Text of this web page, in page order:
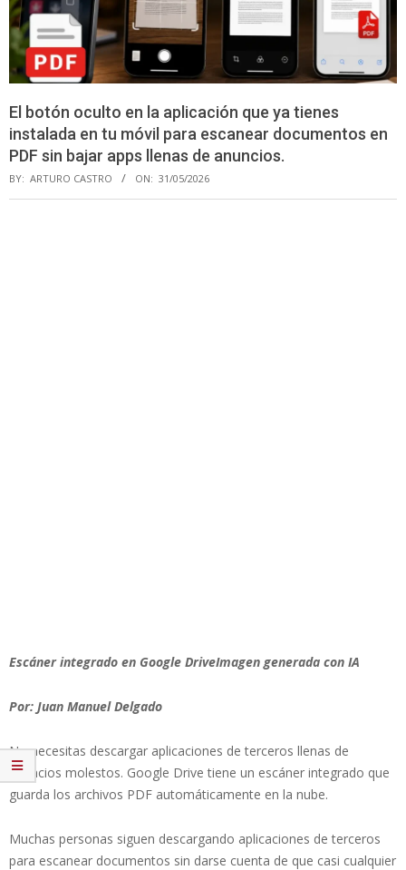
El botón oculto en la aplicación que ya tienes
instalada en tu móvil para escanear documentos en
PDF sin bajar apps llenas de anuncios.
BY: ARTURO CASTRO ON: 31/05/2026
Escáner integrado en Google DriveImagen generada con IA
Por: Juan Manuel Delgado
No necesitas descargar aplicaciones de terceros llenas de
anuncios molestos. Google Drive tiene un escáner integrado que
guarda los archivos PDF automáticamente en la nube.
Muchas personas siguen descargando aplicaciones de terceros
para escanear documentos sin darse cuenta de que casi cualquier